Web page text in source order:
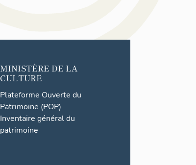
MINISTÈRE DE LA
CULTURE
Plateforme Ouverte du
Patrimoine (POP)
Inventaire général du
patrimoine